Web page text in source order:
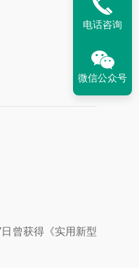
曾获得《实用新型
电话咨询
微信公众号